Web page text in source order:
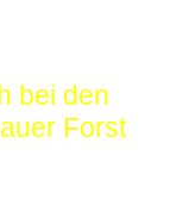
bei den
Forst